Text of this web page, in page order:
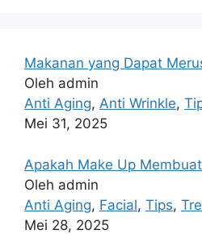
Makanan yang Dapat
Oleh admin
Anti Aging, Anti Wrinkle,
Mei 31, 2025
Apakah Make Up
Oleh admin
Anti Aging, Facial, Tips,
Mei 28, 2025